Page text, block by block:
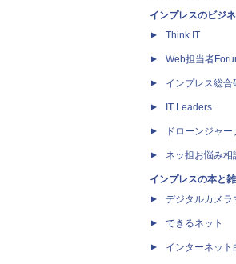
インプレスのビジ
Think IT
Web担当者
インプレス総合
IT Leaders
ドローンジャー
ネッ担お悩み相
インプレスの本と
デジタルカメラ
できるネット
インターネッ